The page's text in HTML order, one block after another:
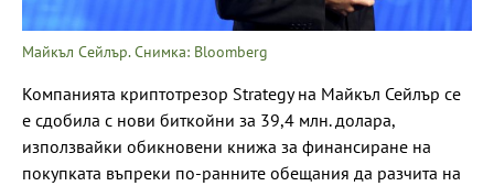
Майкъл Сейлър. Снимка: Bloomberg
Компанията криптотрезор Strategy на Майкъл Сейлър се
е сдобила с нови биткойни за 39,4 млн. долара,
използвайки обикновени книжа за финансиране на
покупката въпреки по-ранните обещания да разчита на